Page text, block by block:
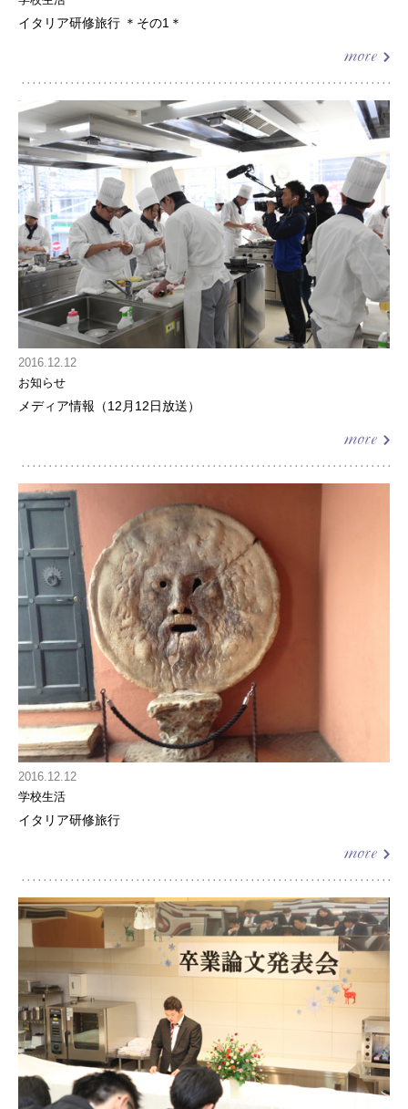
イタリア研修旅行 ＊その1＊
2016.12.12
お知らせ
メディア情報（12月12日放送）
2016.12.12
学校生活
イタリア研修旅行